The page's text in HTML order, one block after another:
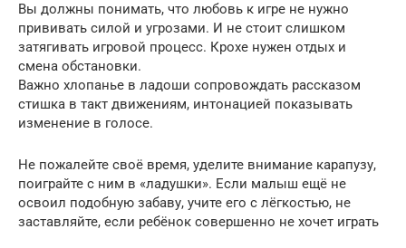
Вы должны понимать, что любовь к игре не нужно
прививать силой и угрозами. И не стоит слишком
затягивать игровой процесс. Крохе нужен отдых и
смена обстановки.
Важно хлопанье в ладоши сопровождать рассказом
стишка в такт движениям, интонацией показывать
изменение в голосе.
Не пожалейте своё время, уделите внимание карапузу,
поиграйте с ним в «ладушки». Если малыш ещё не
освоил подобную забаву, учите его с лёгкостью, не
заставляйте, если ребёнок совершенно не хочет играть